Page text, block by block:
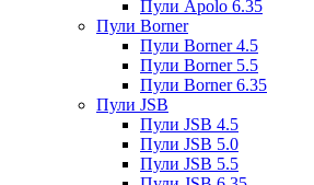
Пули Apolo 6.35
Пули Borner
Пули Borner 4.5
Пули Borner 5.5
Пули Borner 6.35
Пули JSB
Пули JSB 4.5
Пули JSB 5.0
Пули JSB 5.5